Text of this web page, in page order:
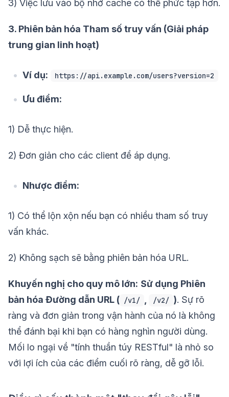
3) Việc lưu vào bộ nhớ cache có thể phức tạp hơn.
3. Phiên bản hóa Tham số truy vấn (Giải pháp
trung gian linh hoạt)
Ví dụ: https://api.example.com/users?version=2
Ưu điểm:
1) Dễ thực hiện.
2) Đơn giản cho các client để áp dụng.
Nhược điểm:
1) Có thể lộn xộn nếu bạn có nhiều tham số truy
vấn khác.
2) Không sạch sẽ bằng phiên bản hóa URL.
Khuyến nghị cho quy mô lớn: Sử dụng Phiên
bản hóa Đường dẫn URL ( /v1/ /v2/ ). Sự rõ
ràng và đơn giản trong vận hành của nó là không
thể đánh bại khi bạn có hàng nghìn người dùng.
Mối lo ngại về "tính thuần túy RESTful" là nhỏ so
với lợi ích của các điểm cuối rõ ràng, dễ gỡ lỗi.